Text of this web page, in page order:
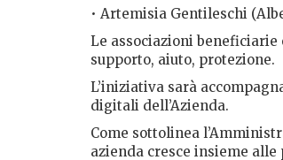
• Artemisia Gentileschi
Le associazioni
supporto, aiuto, protezione.
L’iniziativa sarà
digitali dell’Azienda.
Come sottolinea
azienda cresce insieme